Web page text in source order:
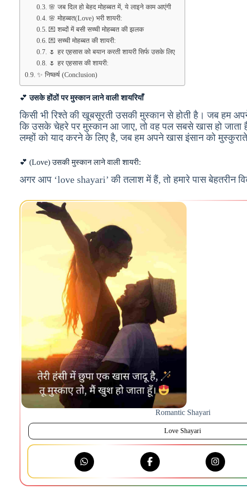
🌸 जब दिल हो बेहद मोहब्बत में, ये लाइने काम आएंगी
🌸 मोहब्बत(Love) भरी शायरी:
💌 शब्दों में बसी सच्ची मोहब्बत की झलक
💌 सच्ची मोहब्बत की शायरी:
🌷 हर एहसास को बयान करती शायरी सिर्फ उसके लिए
🌷 हर एहसास की शायरी:
✨ निष्कर्ष (Conclusion)
💕उसके होंठों पर मुस्कान लाने वाली शायरियाँ
किसी भी रिश्ते की खूबसूरती उसकी मुस्कान से होती है। जब हम
कि उसके चेहरे पर मुस्कान आ जाए, तो वह पल सबसे खास हो जाता
लम्हों को याद करने के लिए है, जब हम अपने खास इंसान को
💕 (Love) उसकी मुस्कान लाने वाली शायरी:
अगर आप ‘love shayari’ की तलाश में हैं, तो हमारे पास बेहतरीन
Romantic Shayari
Love Shayari